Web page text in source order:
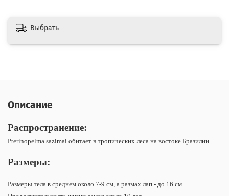
Выбрать
Описание
Распространение:
Pterinopelma sazimai обитает в тропических леса на востоке Бразилии.
Размеры:
Размеры тела в среднем около 7-9 см, а размах лап - до 16 см.